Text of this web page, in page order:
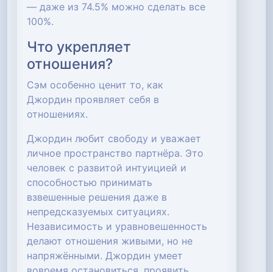
— даже из 74.5% можно сделать все
100%.
Что укрепляет
отношения?
Сэм особенно ценит то, как
Джордин проявляет себя в
отношениях.
Джордин любит свободу и уважает
личное пространство партнёра. Это
человек с развитой интуицией и
способностью принимать
взвешенные решения даже в
непредсказуемых ситуациях.
Независимость и уравновешенность
делают отношения живыми, но не
напряжёнными. Джордин умеет